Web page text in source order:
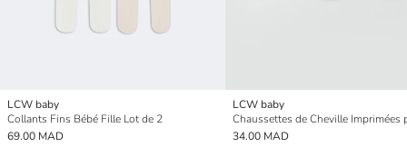
LCW baby
Collants Fins Bébé Fille Lot de 2
69.00 MAD
LCW baby
34.00 MAD